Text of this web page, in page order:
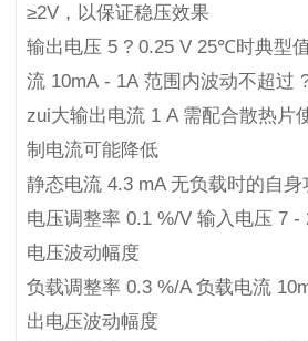
≥2V，以保证稳压效果
输出电压 5 ? 0.25 V 25℃时典型
流 10mA - 1A 范围内波动不超过
zui大输出电流 1 A 需配合散热片
制电流可能降低
静态电流 4.3 mA 无负载时的自身
电压调整率 0.1 %/V 输入电压 7 -
电压波动幅度
负载调整率 0.3 %/A 负载电流
出电压波动幅度